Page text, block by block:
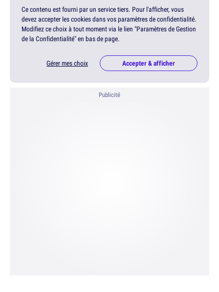
Ce contenu est fourni par un service tiers. Pour l'afficher, vous
devez accepter les cookies dans vos paramètres de confidentialité.
Modifiez ce choix à tout moment via le lien "Paramètres de Gestion
de la Confidentialité" en bas de page.
Gérer mes choix Accepter & afficher
Publicité